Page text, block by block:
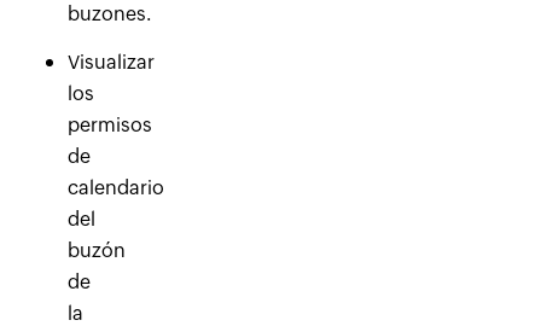
buzones.
Visualizar
los
permisos
de
calendario
del
buzón
de
la